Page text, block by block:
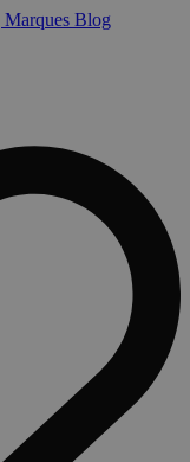
Marques Blog